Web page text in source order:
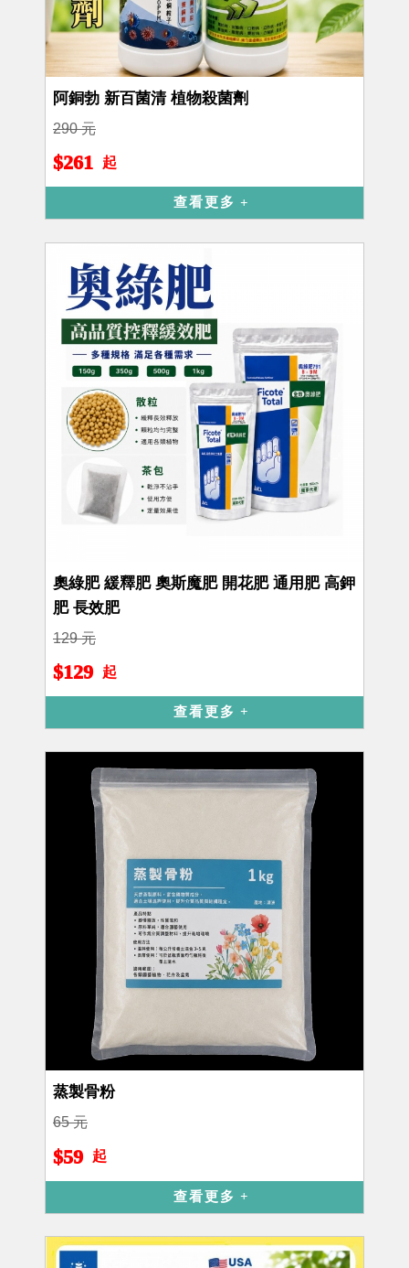
阿銅勃 新百菌清 植物殺菌劑
290 元
$261 起
查看更多
奧綠肥 緩釋肥 奧斯魔肥 開花肥 通用肥 高鉀
肥 長效肥
129 元
$129 起
查看更多
蒸製骨粉
65 元
$59 起
查看更多